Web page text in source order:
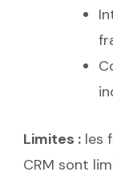
Limites : les
CRM sont